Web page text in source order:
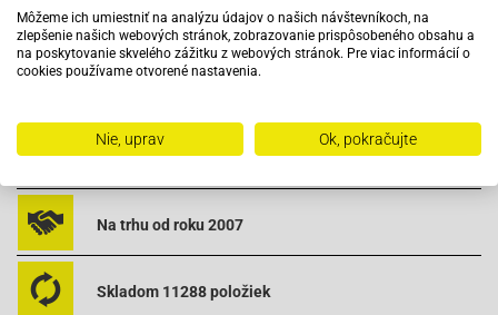
Aeon-Cobra 50
Aeon-Minikolt 50
Aeon-Revo 50
Aprilia-Amico 50 (93-)
Aprilia-Area 51
Aprilia-Gulliver 50 AC
Aprilia-Gulliver 50 LC
Aprilia-Rally 50 AC
Pri objednaní do 12:00 tovar zajtra u vás
Na trhu od roku 2007
Skladom 11288 položiek
Môžeme ich umiestniť na analýzu údajov o našich návštevníkoch, na
zlepšenie našich webových stránok, zobrazovanie prispôsobeného obsahu a
na poskytovanie skvelého zážitku z webových stránok. Pre viac informácií o
cookies používame otvorené nastavenia.
Nie, uprav Ok, pokračujte